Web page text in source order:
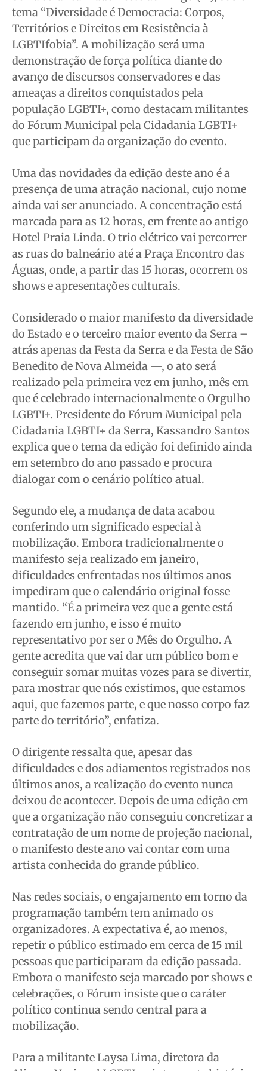
Quem Somos
Expediente
Contato
Anuncie
Termos de Uso
Privacidade
Quem Somos
Expediente
Contato
Anuncie
Termos de Uso
Privacidade
Quem Somos
Expediente
Contato
Anuncie
Termos de Uso
Privacidade
Quem Somos
Expediente
Contato
Anuncie
Termos de Uso
Privacidade
tema “Diversidade é Democracia: Corpos,
Territórios e Direitos em Resistência à
LGBTIfobia”. A mobilização será uma
demonstração de força política diante do
avanço de discursos conservadores e das
ameaças a direitos conquistados pela
população LGBTI+, como destacam militantes
do Fórum Municipal pela Cidadania LGBTI+
que participam da organização do evento.
Uma das novidades da edição deste ano é a
presença de uma atração nacional, cujo nome
ainda vai ser anunciado. A concentração está
marcada para as 12 horas, em frente ao antigo
Hotel Praia Linda. O trio elétrico vai percorrer
as ruas do balneário até a Praça Encontro das
Águas, onde, a partir das 15 horas, ocorrem os
shows e apresentações culturais.
Considerado o maior manifesto da diversidade
do Estado e o terceiro maior evento da Serra –
atrás apenas da Festa da Serra e da Festa de São
Benedito de Nova Almeida —, o ato será
realizado pela primeira vez em junho, mês em
que é celebrado internacionalmente o Orgulho
LGBTI+. Presidente do Fórum Municipal pela
Cidadania LGBTI+ da Serra, Kassandro Santos
explica que o tema da edição foi definido ainda
em setembro do ano passado e procura
dialogar com o cenário político atual.
Segundo ele, a mudança de data acabou
conferindo um significado especial à
mobilização. Embora tradicionalmente o
manifesto seja realizado em janeiro,
dificuldades enfrentadas nos últimos anos
impediram que o calendário original fosse
mantido. “É a primeira vez que a gente está
fazendo em junho, e isso é muito
representativo por ser o Mês do Orgulho. A
gente acredita que vai dar um público bom e
conseguir somar muitas vozes para se divertir,
para mostrar que nós existimos, que estamos
aqui, que fazemos parte, e que nosso corpo faz
parte do território”, enfatiza.
O dirigente ressalta que, apesar das
dificuldades e dos adiamentos registrados nos
últimos anos, a realização do evento nunca
deixou de acontecer. Depois de uma edição em
que a organização não conseguiu concretizar a
contratação de um nome de projeção nacional,
o manifesto deste ano vai contar com uma
artista conhecida do grande público.
Nas redes sociais, o engajamento em torno da
programação também tem animado os
organizadores. A expectativa é, ao menos,
repetir o público estimado em cerca de 15 mil
pessoas que participaram da edição passada.
Embora o manifesto seja marcado por shows e
celebrações, o Fórum insiste que o caráter
político continua sendo central para a
mobilização.
Para a militante Laysa Lima, diretora da